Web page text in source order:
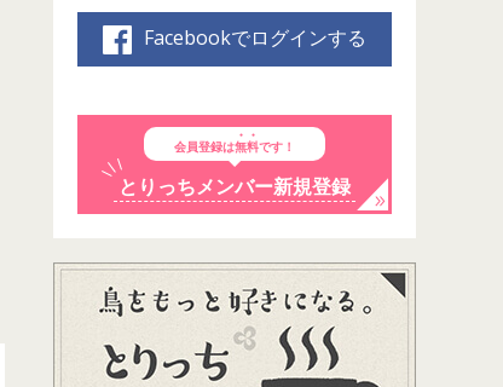
Facebookでログインする
会員登録は無料です！
とりっちメンバー新規登録